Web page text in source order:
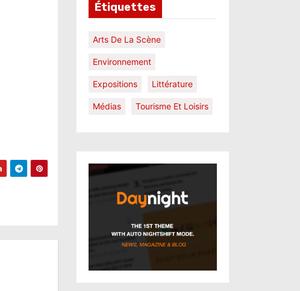
Étiquettes
Arts De La Scène
Environnement
Expositions Littérature
Médias Tourisme Et Loisirs